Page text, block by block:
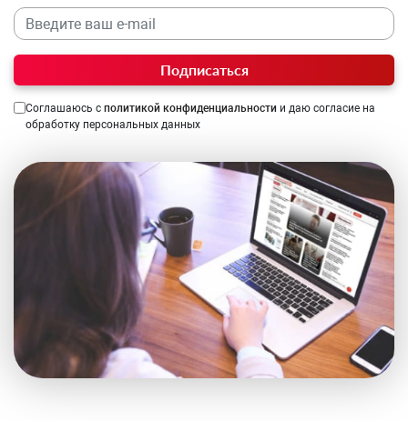
Подписаться
Соглашаюсь с политикой конфиденциальности и даю согласие на
обработку персональных данных